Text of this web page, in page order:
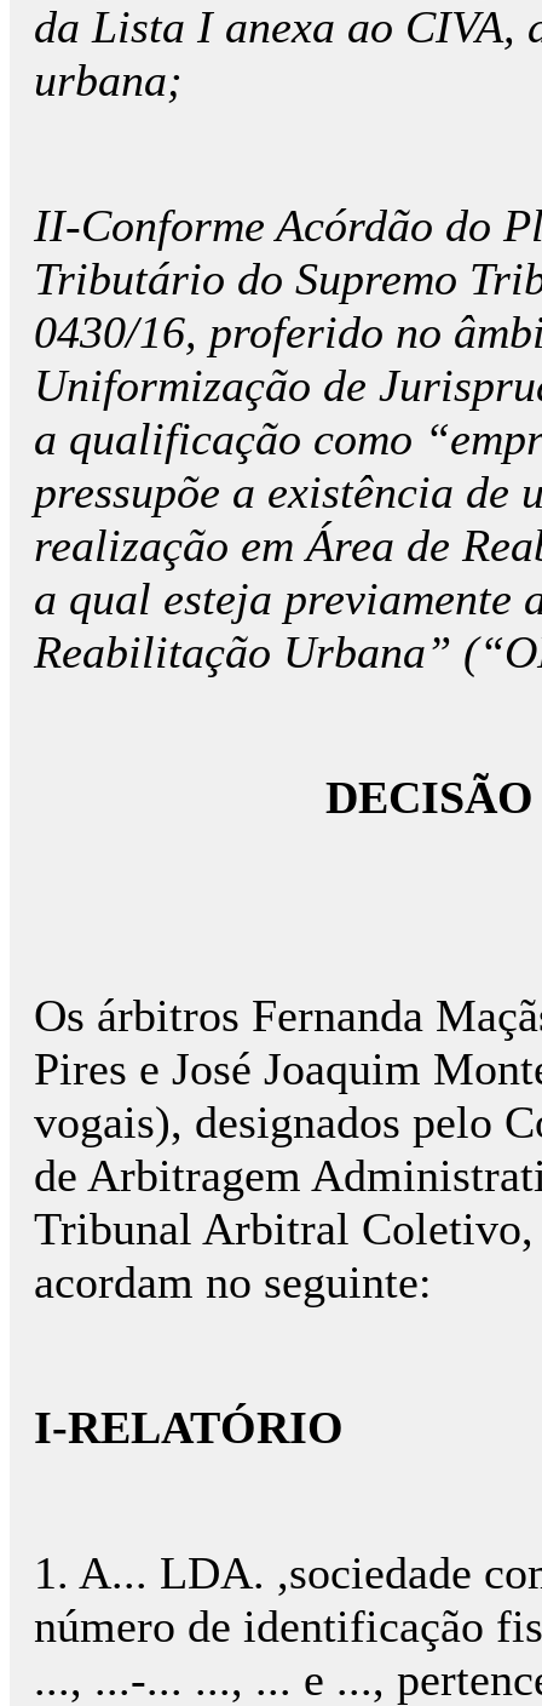
da Lista I anexa ao CIVA,
urbana;
II-Conforme Acórdão do
Tributário do Supremo
0430/16, proferido no
Uniformização de
a qualificação como
pressupõe a existência de
realização em Área de
a qual esteja previamente
Reabilitação Urbana”
Os árbitros Fernanda
Pires e José Joaquim
vogais), designados pelo
de Arbitragem
Tribunal Arbitral
acordam no seguinte:
I-RELATÓRIO
1. A... LDA. ,sociedade
número de identificação
..., ...-... ..., ... e ...,